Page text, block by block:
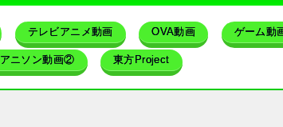
テレビアニメ動画 OVA動画 ゲーム動
アニソン動画② 東方Project